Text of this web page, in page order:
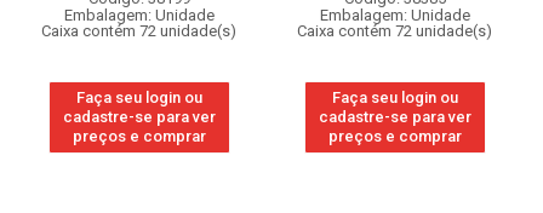
Embalagem: Unidade
Caixa contém 72 unidade(s)
Faça seu login ou
cadastre-se para ver
preços e comprar
Embalagem: Unidade
Caixa contém 72 unidade(s)
Faça seu login ou
cadastre-se para ver
preços e comprar